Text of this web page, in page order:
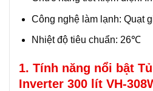
Công nghệ làm lạnh: Quạt
Nhiệt độ tiêu chuẩn: 26℃
1. Tính năng nổi bật
Inverter 300 lít VH-